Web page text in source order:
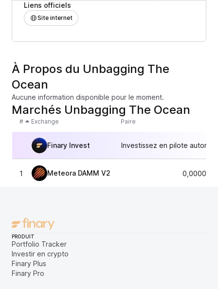
Liens officiels
Site internet
À Propos du Unbagging The
Ocean
Aucune information disponible pour le moment.
Marchés Unbagging The Ocean
# Exchange Paire
Finary Invest Investissez en pilote
1 Meteora DAMM V2
PRODUIT
Portfolio Tracker
Investir en crypto
Finary Plus
Finary Pro